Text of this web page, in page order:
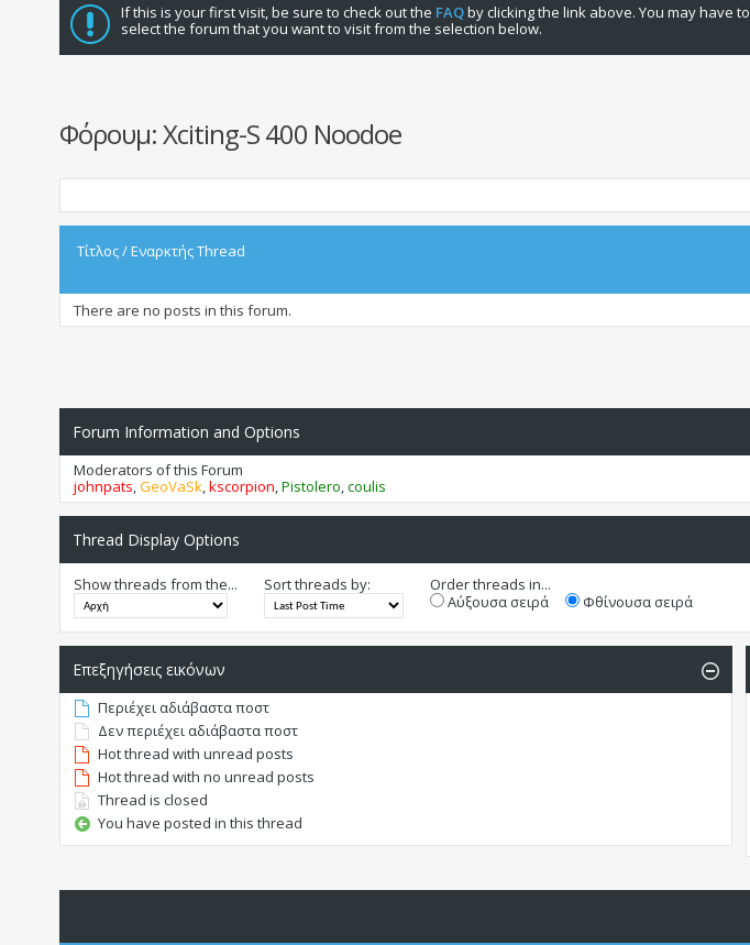
If this is your first visit, be sure to check out the FAQby clicking the link above. You may have to
select the forum that you want to visit from the selection below.
Φόρουμ:Xciting-S 400 Noodoe
Τίτλος/Εναρκτής Thread
There are no posts in this forum.
Forum Information and Options
Moderators of this Forum
johnpats,GeoVaSk,kscorpion,Pistolero,coulis
Thread Display Options
Show threads from the... Sort threads by:
Order threads in...
Αύξουσα σειρά
Φθίνουσα σειρά
Επεξηγήσεις εικόνων
Περιέχει αδιάβαστα ποστ
Δεν περιέχει αδιάβαστα ποστ
Hot thread with unread posts
Hot thread with no unread posts
Thread is closed
You have posted in this thread